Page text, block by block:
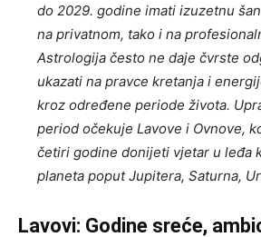
do 2029. godine imati izuzetnu
na privatnom, tako i na
Astrologija često ne daje čvrste
ukazati na pravce kretanja i
kroz određene periode života.
period očekuje Lavove i Ovnove,
četiri godine donijeti vjetar u leđa
planeta poput Jupitera, Saturna,
Lavovi: Godine sreće,